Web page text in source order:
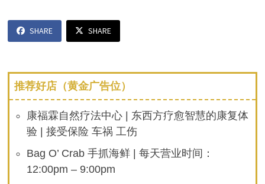
SHARE SHARE
推荐好店（黄金广告位）
康福霖自然疗法中心 | 东西方疗愈智慧的康复体
验 | 接受保险 车祸 工伤
Bag O’ Crab 手抓海鲜 | 每天营业时间：
12:00pm – 9:00pm